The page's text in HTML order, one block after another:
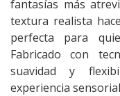
fantasías más
textura realista
perfecta para
Fabricado con
suavidad y
experiencia